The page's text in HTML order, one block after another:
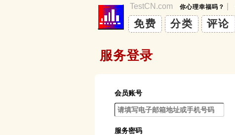
TestCN.com 你心理幸福吗？
免费 分类 评论
服务登录
会员账号
服务密码